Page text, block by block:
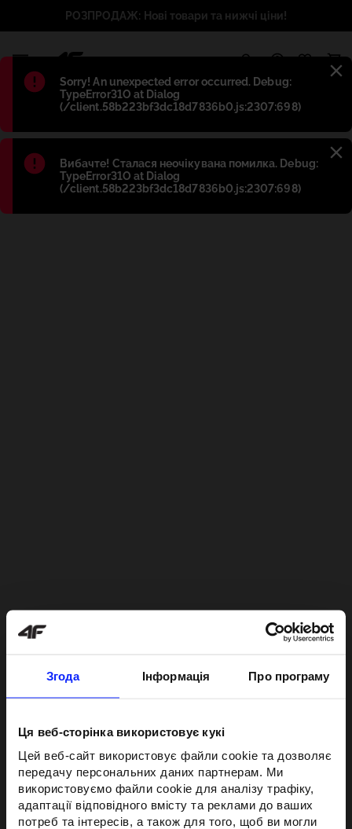
Згода Інформація Про програму
Ця веб-сторінка використовує кукі
Цей веб-сайт використовує файли cookie та дозволяє
передачу персональних даних партнерам. Ми
використовуємо файли cookie для аналізу трафіку,
адаптації відповідного вмісту та реклами до ваших
потреб та інтересів, а також для того, щоб ви могли
Błąd:
Sorry! An unexpected error occurred. Debug:
TypeError31O at Dialog
(/client.58b223bf3dc18d7836b0.js:2307:698)
Błąd:
Вибачте! Сталася неочікувана помилка. Debug:
TypeError31O at Dialog
(/client.58b223bf3dc18d7836b0.js:2307:698)
РОЗПРОДАЖ: Нові товари та нижчі ціни!